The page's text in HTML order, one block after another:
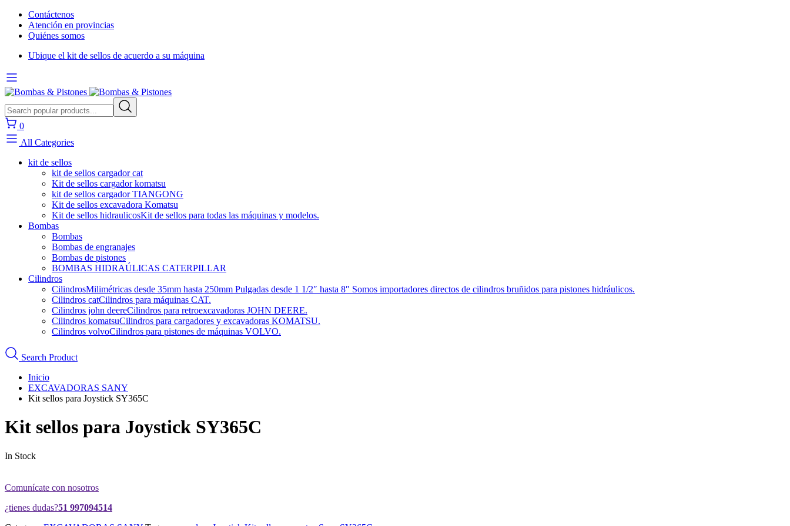
Contáctenos
Atención en provincias
Quiénes somos
Ubique el kit de sellos de acuerdo a su máquina
0
All Categories
kit de sellos
kit de sellos cargador cat
Kit de sellos cargador komatsu
kit de sellos cargador TIANGONG
Kit de sellos excavadora Komatsu
Kit de sellos hidraulicosKit de sellos para todas las máquinas y modelos.
Bombas
Bombas
Bombas de engranajes
Bombas de pistones
BOMBAS HIDRAÚLICAS CATERPILLAR
Cilindros
CilindrosMilimétricas desde 35mm hasta 250mm Pulgadas desde 1 1/2″ hasta 8″ Somos importadores directos de cilindros bruñidos para pistones hidráulicos.
Cilindros catCilindros para máquinas CAT.
Cilindros john deereCilindros para retroexcavadoras JOHN DEERE.
Cilindros komatsuCilindros para cargadores y excavadoras KOMATSU.
Cilindros volvoCilindros para pistones de máquinas VOLVO.
Search Product
Inicio
EXCAVADORAS SANY
Kit sellos para Joystick SY365C
Kit sellos para Joystick SY365C
In Stock
Comunícate con nosotros
¿tienes dudas?51 997094514